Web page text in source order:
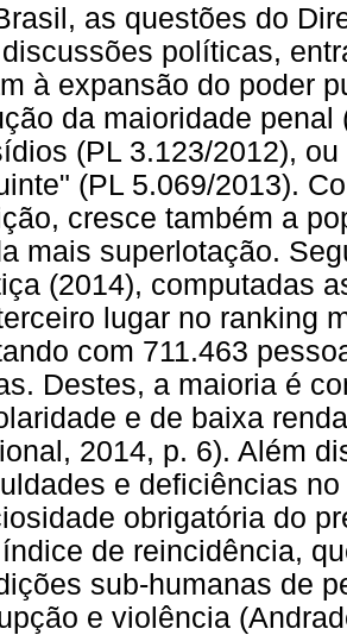
as questões do
políticas,
à expansão do poder
da maioridade
(PL 3.123/2012),
(PL 5.069/2013).
cresce também a
mais superlotação.
(2014), computadas
lugar no ranking
com 711.463
Destes, a maioria é
e de baixa
2014, p. 6). Além
e deficiências
obrigatória do
de reincidência,
sub-humanas de
e violência